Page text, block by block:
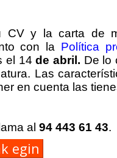
CV y la carta de
con la Política
el 14 de abril. De lo
Las
en cuenta las
al 94 443 61 43.
egin